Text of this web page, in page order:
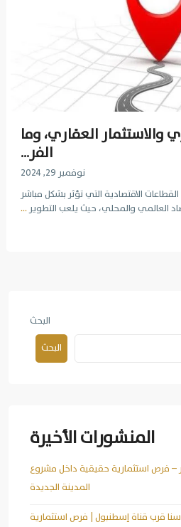
والاستثمار العقاري، وما
الفر...
نوفمبر 29, 2024
الاقتصادية التي تؤثر بشكل مباشر
العالمي والمحلي، حيث يلعب التطوير ...
البحث
البحث
المنشورات الأخيرة
فرص استثمارية حقيقية داخل مشروع
المدينة الجديدة
قرب قناة إسطنبول | فرص استثمارية